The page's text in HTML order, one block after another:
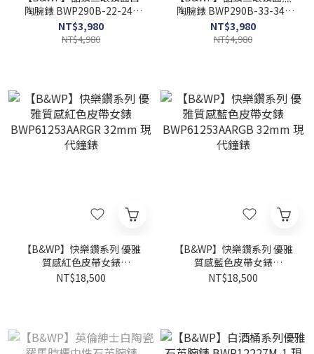
陶腕錶 BWP290B-22-241
39mm 現代鐘錶
NT$3,980
NT$4,980
陶腕錶 BWP290B-33-341
39mm 現代鐘錶
NT$3,980
NT$4,980
【B&WP】快樂鑽系列 優雅
質感紅色皮帶女錶
BWP61253AARGR 32mm
NT$18,500
【B&WP】快樂鑽系列 優雅
質感藍色皮帶女錶
BWP61253AARGB 32mm
NT$18,500